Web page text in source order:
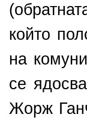
който
на
се
Жорж